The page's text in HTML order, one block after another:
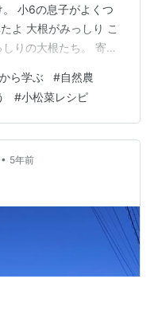
小6の息子がよくつ
よ 大根がみっしり こ
りの大根たち。 寄せ
） 大根の花 花が咲い
根は、花が咲く前に
んなことも知らずに育
入ってしまうと
食べるものなので美味
ら学ぶ #自然農
#小松菜レシピ
• 5年前